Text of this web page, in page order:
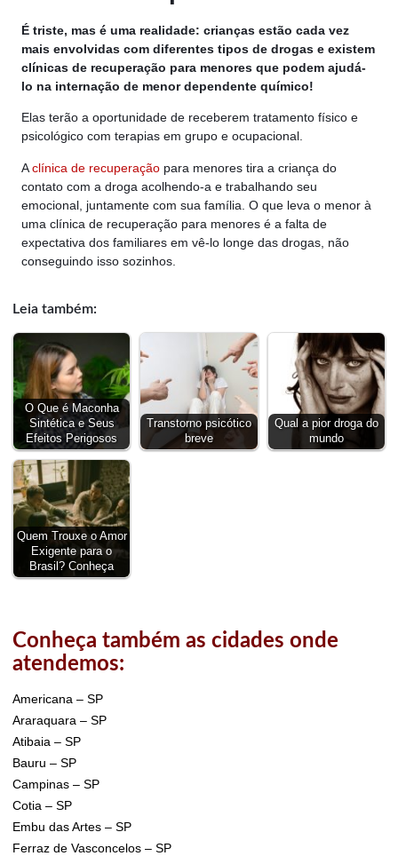
É triste, mas é uma realidade: crianças estão cada vez
mais envolvidas com diferentes tipos de drogas e existem
clínicas de recuperação para menores que podem ajudá-
lo na internação de menor dependente químico!
Elas terão a oportunidade de receberem tratamento físico e
psicológico com terapias em grupo e ocupacional.
Aclínica de recuperação para menores tira a criança do
contato com a droga acolhendo-a e trabalhando seu
emocional, juntamente com sua família. O que leva o menor à
uma clínica de recuperação para menores é a falta de
expectativa dos familiares em vê-lo longe das drogas, não
conseguindo isso sozinhos.
Leia também:
O Que é Maconha
Sintética e Seus
Efeitos Perigosos
Transtorno psicótico
breve
Qual a pior droga do
mundo
Quem Trouxe o Amor
Exigente para o
Brasil? Conheça
Conheça também as cidades onde
atendemos:
Americana – SP
Araraquara – SP
Atibaia – SP
Bauru – SP
Campinas – SP
Cotia – SP
Embu das Artes – SP
Ferraz de Vasconcelos – SP